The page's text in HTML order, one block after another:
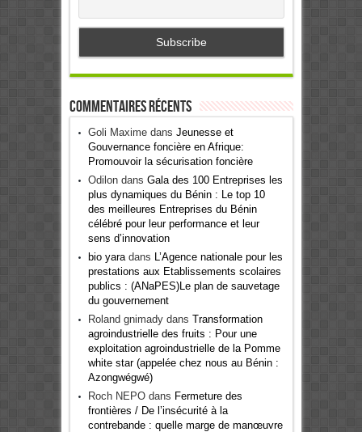
Commentaires récents
Goli Maximedans Jeunesse et
Gouvernance foncière en Afrique:
Promouvoir la sécurisation foncière
Odilondans Gala des 100 Entreprises les
plus dynamiques du Bénin : Le top 10
des meilleures Entreprises du Bénin
célébré pour leur performance et leur
sens d’innovation
bio yaradans
L’Agence nationale pour les
prestations aux Etablissements scolaires
publics : (ANaPES)Le plan de sauvetage
du gouvernement
Roland gnimadydans Transformation
agroindustrielle des fruits : Pour une
exploitation agroindustrielle de la Pomme
white star (appelée chez nous au Bénin :
Azongwégwé)
Roch NEPOdans Fermeture des
frontières / De l’insécurité à la
contrebande : quelle marge de manœuvre